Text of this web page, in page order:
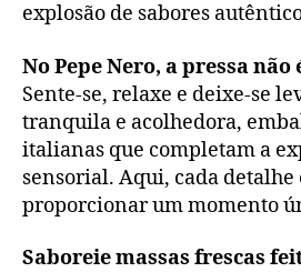
explosão de sabores
No Pepe Nero, a pressa
Sente-se, relaxe e deixe-se
tranquila e acolhedora,
italianas que completam a
sensorial. Aqui, cada detalhe
proporcionar um momento
Saboreie massas frescas